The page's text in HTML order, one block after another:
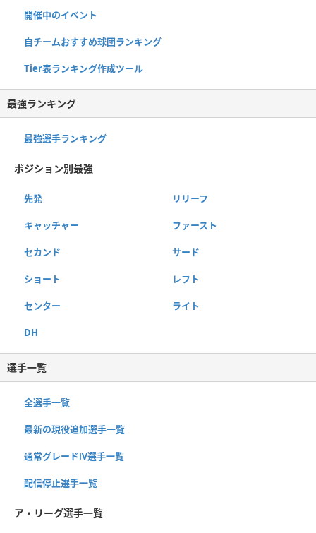
開催中のイベント
自チームおすすめ球団ランキング
Tier表ランキング作成ツール
最強ランキング
最強選手ランキング
ポジション別最強
先発 リリーフ
キャッチャー ファースト
セカンド サード
ショート レフト
センター ライト
DH
選手一覧
全選手一覧
最新の現役追加選手一覧
通常グレードⅣ選手一覧
配信停止選手一覧
ア・リーグ選手一覧